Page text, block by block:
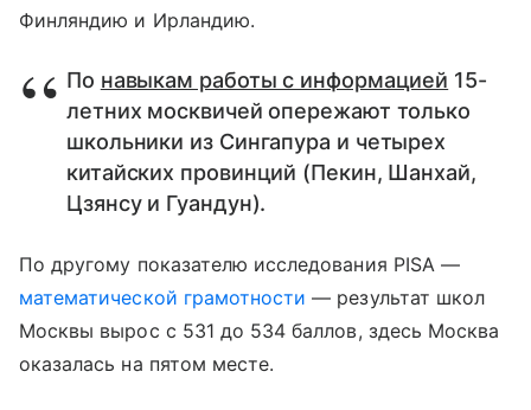
Финляндию и Ирландию.
По навыкам работы с информацией 15-
летних москвичей опережают только
школьники из Сингапура и четырех
китайских провинций (Пекин, Шанхай,
Цзянсу и Гуандун).
По другому показателю исследования PISA —
математической грамотности — результат школ
Москвы вырос с 531 до 534 баллов, здесь Москва
оказалась на пятом месте.